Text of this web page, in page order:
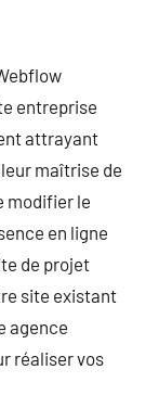
entreprise
attrayant
maîtrise de
modifier le
en ligne
de projet
site existant
agence
réaliser vos